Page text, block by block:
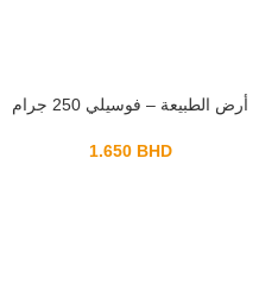
أرض الطبيعة – فوسيلي 250 جرام
1.650 BHD